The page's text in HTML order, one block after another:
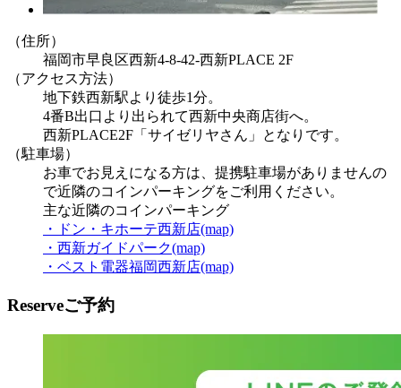
（住所）
福岡市早良区西新4-8-42-西新PLACE 2F
（アクセス方法）
地下鉄西新駅より徒歩1分。
4番B出口より出られて西新中央商店街へ。
西新PLACE2F「サイゼリヤさん」となりです。
（駐車場）
お車でお見えになる方は、提携駐車場がありませんの
で近隣のコインパーキングをご利用ください。
主な近隣のコインパーキング
・ドン・キホーテ西新店(map)
・西新ガイドパーク(map)
・ベスト電器福岡西新店(map)
Reserveご予約